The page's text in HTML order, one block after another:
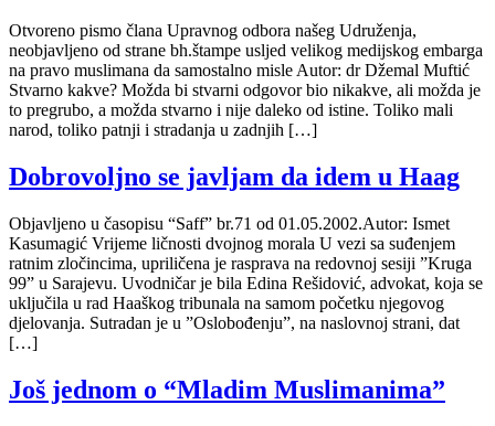
Otvoreno pismo člana Upravnog odbora našeg Udruženja,
neobjavljeno od strane bh.štampe usljed velikog medijskog embarga
na pravo muslimana da samostalno misle Autor: dr Džemal Muftić
Stvarno kakve? Možda bi stvarni odgovor bio nikakve, ali možda je
to pregrubo, a možda stvarno i nije daleko od istine. Toliko mali
narod, toliko patnji i stradanja u zadnjih […]
Dobrovoljno se javljam da idem u Haag
Objavljeno u časopisu “Saff” br.71 od 01.05.2002.Autor: Ismet
Kasumagić Vrijeme ličnosti dvojnog morala U vezi sa suđenjem
ratnim zločincima, upriličena je rasprava na redovnoj sesiji ”Kruga
99” u Sarajevu. Uvodničar je bila Edina Rešidović, advokat, koja se
uključila u rad Haaškog tribunala na samom početku njegovog
djelovanja. Sutradan je u ”Oslobođenju”, na naslovnoj strani, dat
[…]
Još jednom o “Mladim Muslimanima”